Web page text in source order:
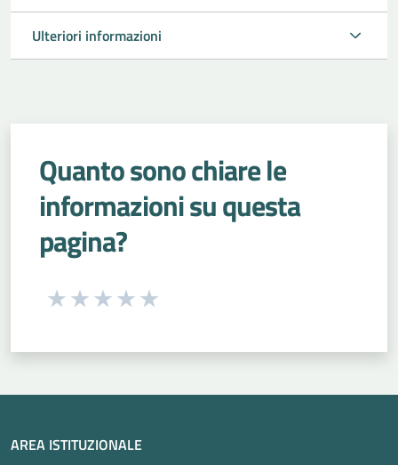
Ulteriori informazioni
Quanto sono chiare le
informazioni su questa
pagina?
Seleziona una valutazione da 1 a 5 stelle
AREA ISTITUZIONALE